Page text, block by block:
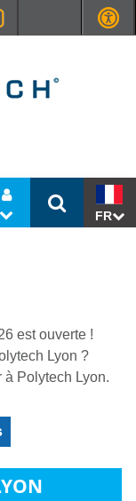
FR
est ouverte !
Lyon ?
Polytech Lyon.